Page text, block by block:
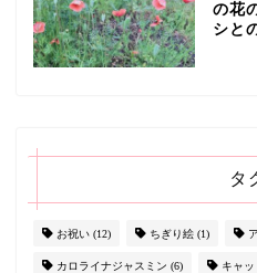
の花
シと
タ
お祝い (12) ちぎり絵 (1)
カロライナジャスミン (6) キャ